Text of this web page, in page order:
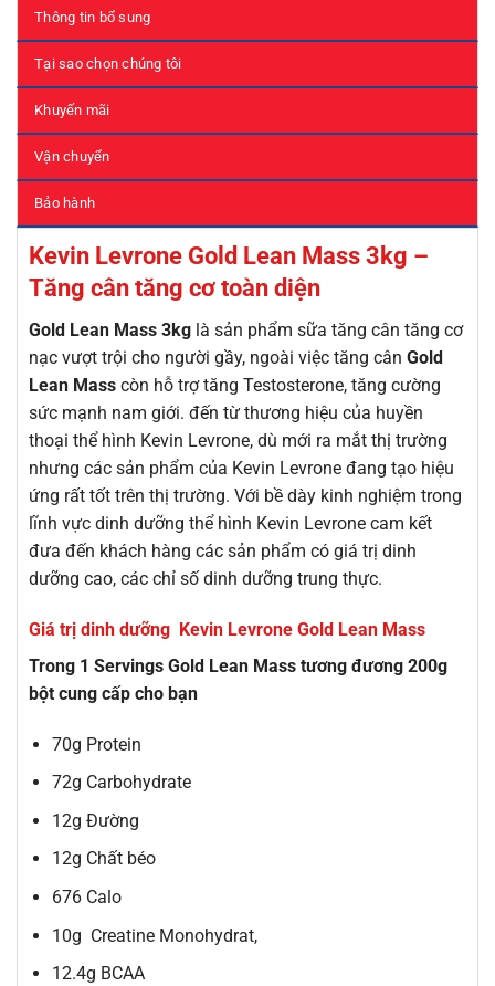
Thông tin bổ sung
Tại sao chọn chúng tôi
Khuyến mãi
Vận chuyển
Bảo hành
Kevin Levrone Gold Lean Mass 3kg –
Tăng cân tăng cơ toàn diện
Gold Lean Mass 3kg là sản phẩm sữa tăng cân tăng cơ
nạc vượt trội cho người gầy, ngoài việc tăng cân Gold
Lean Mass còn hỗ trợ tăng Testosterone, tăng cường
sức mạnh nam giới. đến từ thương hiệu của huyền
thoại thể hình Kevin Levrone, dù mới ra mắt thị trường
nhưng các sản phẩm của Kevin Levrone đang tạo hiệu
ứng rất tốt trên thị trường. Với bề dày kinh nghiệm trong
lĩnh vực dinh dưỡng thể hình Kevin Levrone cam kết
đưa đến khách hàng các sản phẩm có giá trị dinh
dưỡng cao, các chỉ số dinh dưỡng trung thực.
Giá trị dinh dưỡng Kevin Levrone Gold Lean Mass
Trong 1 Servings Gold Lean Mass tương đương 200g
bột cung cấp cho bạn
70g Protein
72g Carbohydrate
12g Đường
12g Chất béo
676 Calo
10g Creatine Monohydrat,
12.4g BCAA